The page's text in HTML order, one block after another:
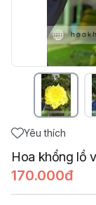
Yêu thích
Hoa khổng lồ
170.000đ